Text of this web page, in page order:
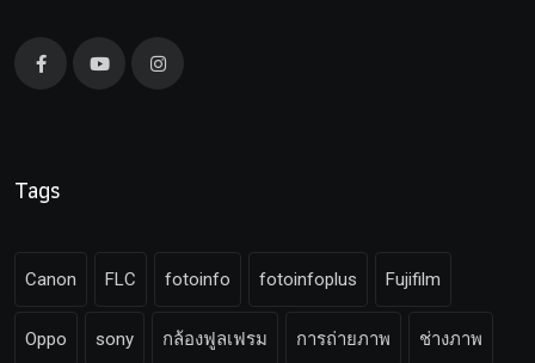
Tags
Canon FLC fotoinfo fotoinfoplus Fujifilm
Oppo sony กล้องฟูลเฟรม การถ่ายภาพ ช่างภาพ